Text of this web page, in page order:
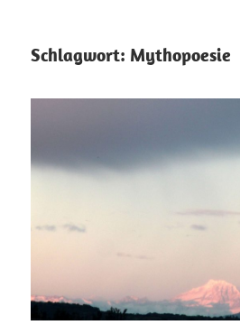
–
Tierkommunikation
Schlagwort: Mythopoesie